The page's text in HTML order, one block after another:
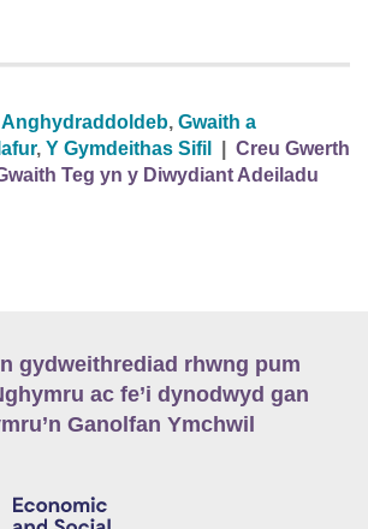
Anghydraddoldeb, Gwaith a
, Y Gymdeithas Sifil
Creu Gwerth
Teg yn y Diwydiant Adeiladu
gydweithrediad rhwng pum
ac fe’i dynodwyd gan
Ganolfan Ymchwil